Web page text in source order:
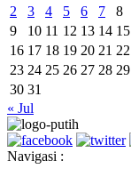
2
3 4 5 6 7
8
9
10 11 12 13 14 15
16 17 18 19 20 21 22
23 24 25 26 27 28 29
30 31
« Jul
Navigasi :